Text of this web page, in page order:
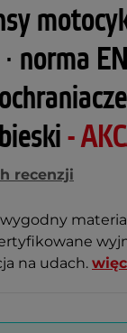
norma
-
recenzji
na udach.